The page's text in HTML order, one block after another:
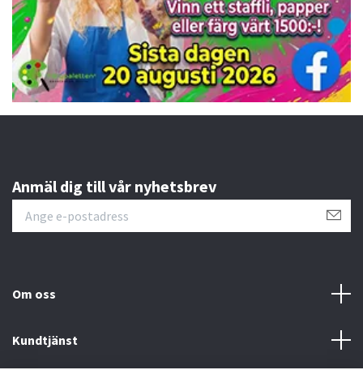
Anmäl dig till vår nyhetsbrev
Om oss
Kundtjänst